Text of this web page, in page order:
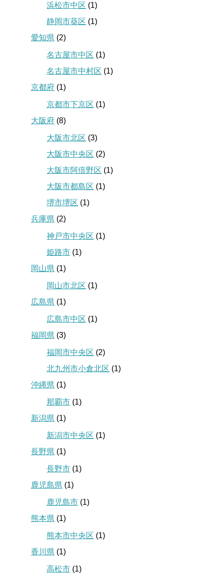
浜松市中区 (1)
静岡市葵区 (1)
愛知県 (2)
名古屋市中区 (1)
名古屋市中村区 (1)
京都府 (1)
京都市下京区 (1)
大阪府 (8)
大阪市北区 (3)
大阪市中央区 (2)
大阪市阿倍野区 (1)
大阪市都島区 (1)
堺市堺区 (1)
兵庫県 (2)
神戸市中央区 (1)
姫路市 (1)
岡山県 (1)
岡山市北区 (1)
広島県 (1)
広島市中区 (1)
福岡県 (3)
福岡市中央区 (2)
北九州市小倉北区 (1)
沖縄県 (1)
那覇市 (1)
新潟県 (1)
新潟市中央区 (1)
長野県 (1)
長野市 (1)
鹿児島県 (1)
鹿児島市 (1)
熊本県 (1)
熊本市中央区 (1)
香川県 (1)
高松市 (1)